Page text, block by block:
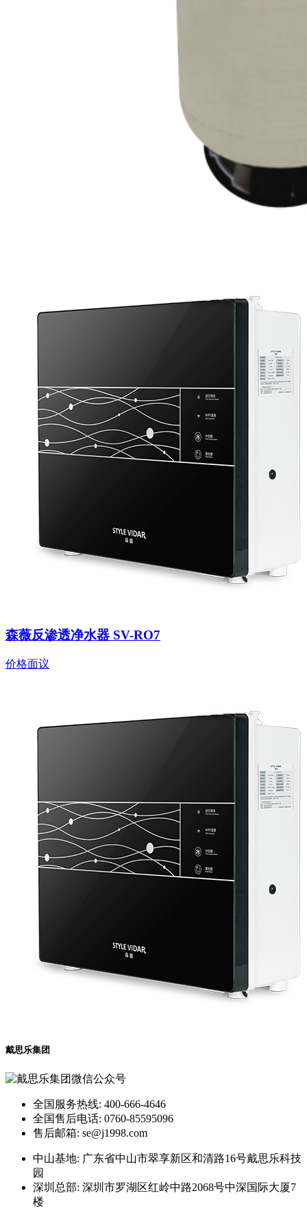
森薇反渗透净水器 SV-RO7
价格面议
戴思乐集团
全国服务热线: 400-666-4646
全国售后电话: 0760-85595096
售后邮箱: se@j1998.com
中山基地: 广东省中山市翠享新区和清路16号戴思乐科技
园
深圳总部: 深圳市罗湖区红岭中路2068号中深国际大厦7
楼